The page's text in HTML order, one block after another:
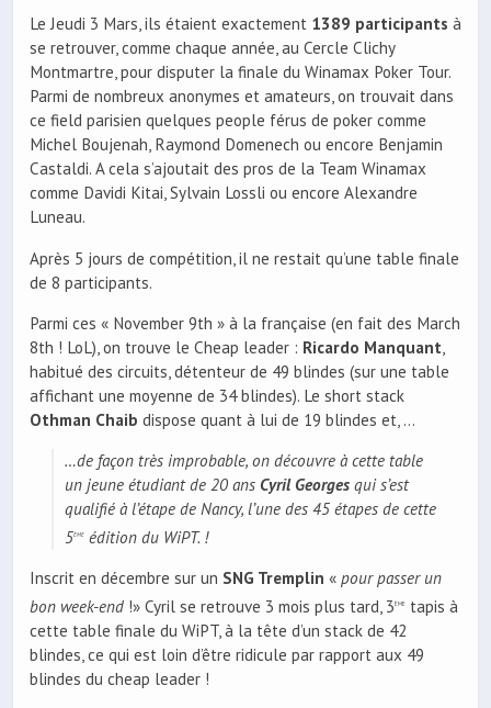
Le Jeudi 3 Mars, ils étaient exactement 1389 participants à
se retrouver, comme chaque année, au Cercle Clichy
Montmartre, pour disputer la finale du Winamax Poker Tour.
Parmi de nombreux anonymes et amateurs, on trouvait dans
ce field parisien quelques people férus de poker comme
Michel Boujenah, Raymond Domenech ou encore Benjamin
Castaldi. A cela s’ajoutait des pros de la Team Winamax
comme Davidi Kitai, Sylvain Lossli ou encore Alexandre
Luneau.
Après 5 jours de compétition, il ne restait qu’une table finale
de 8 participants.
Parmi ces « November 9th » à la française (en fait des March
8th ! LoL), on trouve le Cheap leader : Ricardo Manquant
habitué des circuits, détenteur de 49 blindes (sur une table
affichant une moyenne de 34 blindes). Le short stack
Othman Chaib dispose quant à lui de 19 blindes et, …
…de façon très improbable, on découvre à cette table
un jeune étudiant de 20 ans Cyril Georges qui s’est
qualifié à l’étape de Nancy, l’une des 45 étapes de cette
5èmeédition du WiPT. !
Inscrit en décembre sur un SNG Tremplin « pour passer un
bon week-end !» Cyril se retrouve 3 mois plus tard, 3ème tapis à
cette table finale du WiPT, à la tête d’un stack de 42
blindes, ce qui est loin d’être ridicule par rapport aux 49
blindes du cheap leader !